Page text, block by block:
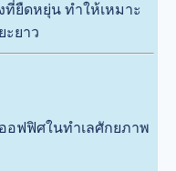
ยืดหยุ่น ทำให้เหมาะ
ะยาว
อฟฟิศในทำเลศักยภาพ